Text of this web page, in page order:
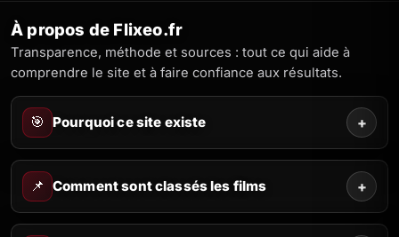
À propos de Flixeo.fr
Transparence, méthode et sources : tout ce qui aide à
comprendre le site et à faire confiance aux résultats.
🎯 Pourquoi ce site existe +
📌 Comment sont classés les films +